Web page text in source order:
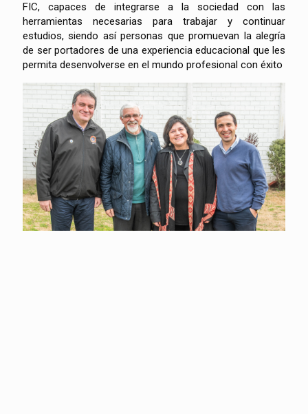
FIC, capaces de integrarse a la sociedad con las
herramientas necesarias para trabajar y continuar
estudios, siendo así personas que promuevan la alegría
de ser portadores de una experiencia educacional que les
permita desenvolverse en el mundo profesional con éxito